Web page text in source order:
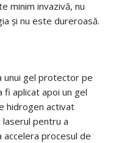
minim invazivă, nu
și nu este dureroasă.
unui gel protector pe
fi aplicat apoi un gel
hidrogen activat
pentru a
accelera procesul de